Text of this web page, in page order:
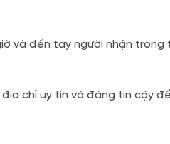
và đến tay người nhận
chỉ uy tín và đáng tin cậy